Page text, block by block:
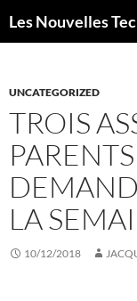
auLes Nouvelles
UNCATEGORIZED
TROIS
LA
10/12/2018